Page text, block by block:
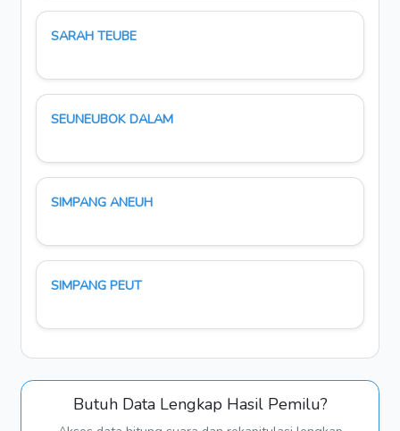
SARAH TEUBE
SEUNEUBOK DALAM
SIMPANG ANEUH
SIMPANG PEUT
Butuh Data Lengkap Hasil Pemilu?